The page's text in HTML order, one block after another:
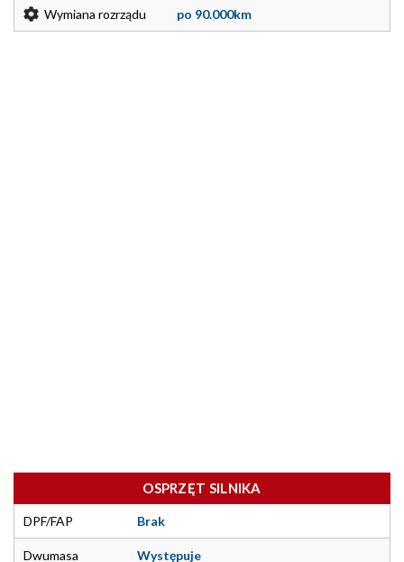
Wymiana rozrządu po 90.000km
OSPRZĘT SILNIKA
DPF/FAP Brak
Dwumasa Występuje